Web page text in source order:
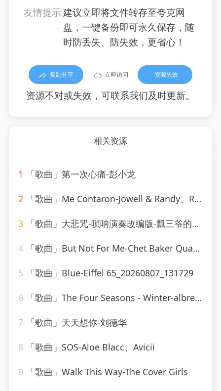
友情提示建议立即将文件转存至夸克网
盘，一键备份即可永久保存，随
时防丢失、防失效，更省心！
复制分享 立即访问 资源失效
资源不对或失效，可联系我们及时更新。
相关资源
1 「歌曲」第一次心痛-彭小龙
2 「歌曲」Me Contaron-Jowell & Randy、Rauw Alejandro
3 「歌曲」大悲咒-唢呐演奏改编版-瓢三爷的小喇叭
4 「歌曲」But Not For Me-Chet Baker Quartet
5 「歌曲」Blue-Eiffel 65_20260807_131729
6 「歌曲」The Four Seasons - Winter-albrecht mayer、The King&#39;s Singers
7 「歌曲」天天想你-刘德华
8 「歌曲」SOS-Aloe Blacc、Avicii
9 「歌曲」Walk This Way-The Cover Girls